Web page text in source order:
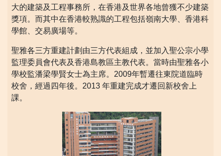
大的建築及工程事務所，在香港及世界各地曾獲不少建築
獎項。而其中在香港較熟識的工程包括嶺南大學、香港科
學館、交易廣場等。
聖雅各三方重建計劃由三方代表組成，並加入聖公宗小學
監理委員會代表及香港島教區主教代表。當時由聖雅各小
學校監潘梁學賢女士為主席。2009年暫遷往東院道臨時
校舍，經過四年後。2013 年重建完成才遷回新校舍上
課。